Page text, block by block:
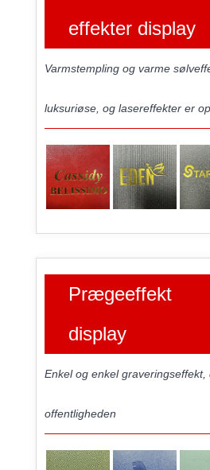
effekter display
Varmstempling og varme
luksuriøse, og lasereffekter er
Prægeeffekt
display
Enkel og enkel graveringseffekt,
offentligheden